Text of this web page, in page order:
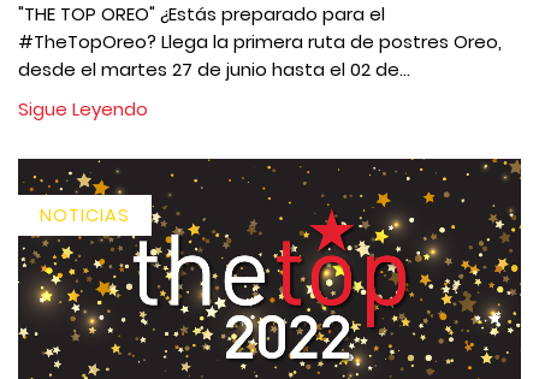
"THE TOP OREO" ¿Estás preparado para el
#TheTopOreo? Llega la primera ruta de postres Oreo,
desde el martes 27 de junio hasta el 02 de...
Sigue Leyendo
NOTICIAS